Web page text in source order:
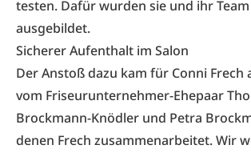
testen. Dafür wurden sie und ihr
ausgebildet.
Sicherer Aufenthalt im Salon
Der Anstoß dazu kam für Conni Frech
vom Friseurunternehmer-Ehepaar
Brockmann-Knödler und Petra
denen Frech zusammenarbeitet. Wir